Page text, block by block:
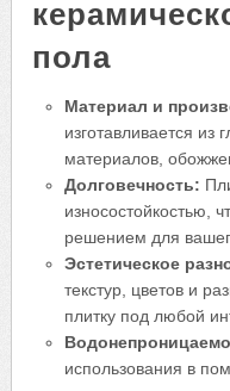
пола
Материал и
изготавливается из
материалов,
Долговечность:
износостойкостью,
решением для
Эстетическое
текстур, цветов и
плитку под любой
использования в